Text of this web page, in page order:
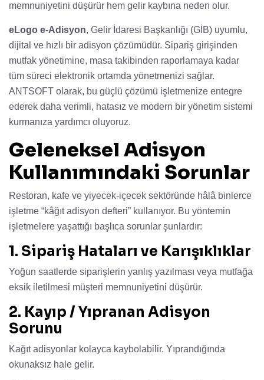
memnuniyetini düşürür hem gelir kaybına neden olur.
eLogo e-Adisyon, Gelir İdaresi Başkanlığı (GİB) uyumlu,
dijital ve hızlı bir adisyon çözümüdür. Sipariş girişinden
mutfak yönetimine, masa takibinden raporlamaya kadar
tüm süreci elektronik ortamda yönetmenizi sağlar.
ANTSOFT olarak, bu güçlü çözümü işletmenize entegre
ederek daha verimli, hatasız ve modern bir yönetim sistemi
kurmanıza yardımcı oluyoruz.
Geleneksel Adisyon
Kullanımındaki Sorunlar
Restoran, kafe ve yiyecek-içecek sektöründe hâlâ binlerce
işletme “kâğıt adisyon defteri” kullanıyor. Bu yöntemin
işletmelere yaşattığı başlıca sorunlar şunlardır:
1. Sipariş Hataları ve Karışıklıklar
Yoğun saatlerde siparişlerin yanlış yazılması veya mutfağa
eksik iletilmesi müşteri memnuniyetini düşürür.
2. Kayıp / Yıpranan Adisyon
Sorunu
Kağıt adisyonlar kolayca kaybolabilir. Yıprandığında
okunaksız hale gelir.